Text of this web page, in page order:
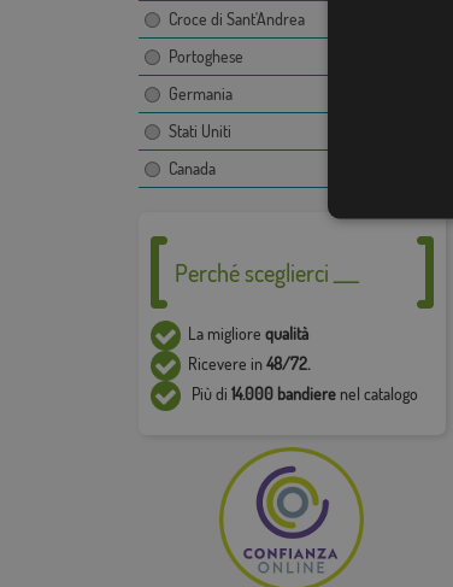
Croce di Sant'Andrea
Portoghese
Germania
Stati Uniti
Canada
Perché sceglierci ___
La migliore qualità
Ricevere in48/72.
Più di 14.000 bandierenel catalogo